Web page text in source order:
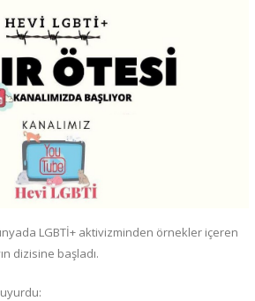
LGBTİ+ aktivizminden örnekler içeren
dizisine başladı.